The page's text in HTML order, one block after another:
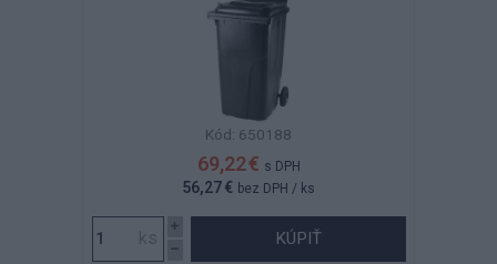
Kód: 650188
69,22 € s DPH
56,27 € bez DPH / ks
KÚPIŤ